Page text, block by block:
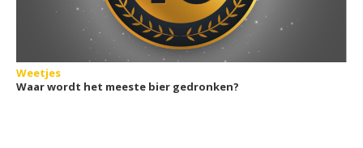
Weetjes
Waar wordt het meeste bier gedronken?